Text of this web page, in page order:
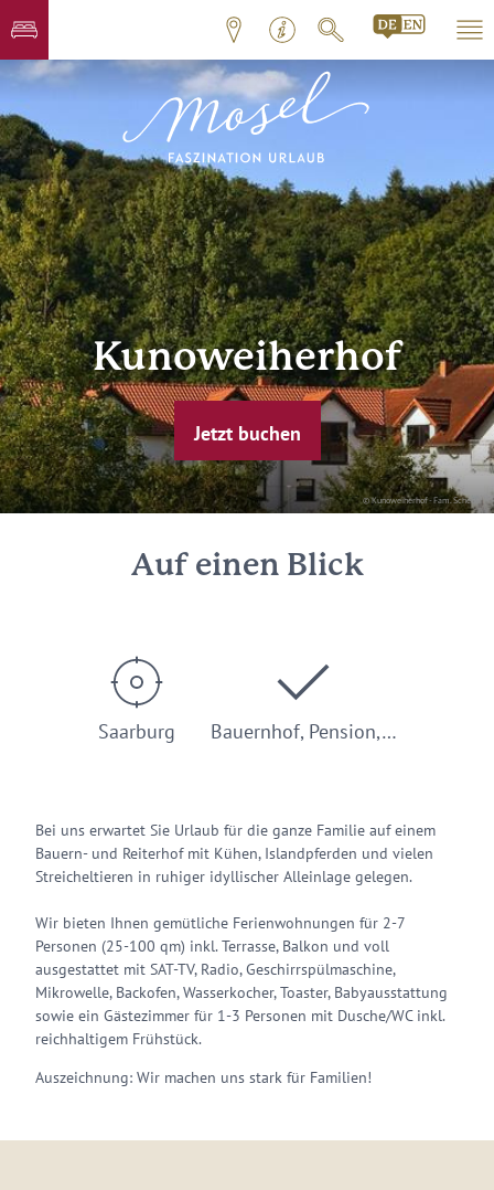
© Kunoweiherhof - Fam. Scheuer
Kunoweiherhof
Jetzt buchen
Auf einen Blick
Saarburg Bauernhof, Pension,…
Bei uns erwartet Sie Urlaub für die ganze Familie auf einem
Bauern- und Reiterhof mit Kühen, Islandpferden und vielen
Streicheltieren in ruhiger idyllischer Alleinlage gelegen.
Wir bieten Ihnen gemütliche Ferienwohnungen für 2-7
Personen (25-100 qm) inkl. Terrasse, Balkon und voll
ausgestattet mit SAT-TV, Radio, Geschirrspülmaschine,
Mikrowelle, Backofen, Wasserkocher, Toaster, Babyausstattung
sowie ein Gästezimmer für 1-3 Personen mit Dusche/WC inkl.
reichhaltigem Frühstück.
Auszeichnung: Wir machen uns stark für Familien!